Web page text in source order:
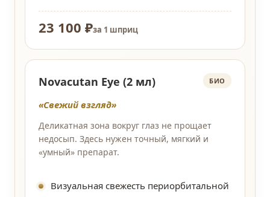
23 100 ₽за 1 шприц
Novacutan Eye (2 мл) БИО
«Свежий взгляд»
Деликатная зона вокруг глаз не прощает
недосып. Здесь нужен точный, мягкий и
«умный» препарат.
Визуальная свежесть периорбитальной